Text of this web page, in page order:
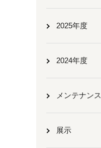
2025年度
2024年度
メンテナンス
展示